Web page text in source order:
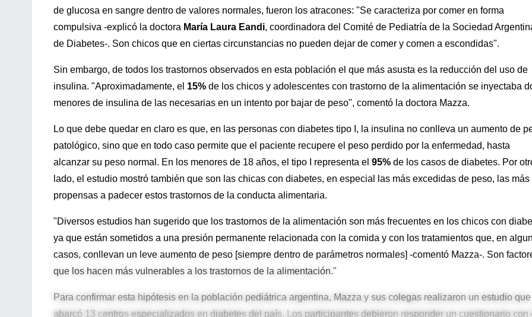
de glucosa en sangre dentro de valores normales, fueron los atracones: "Se caracteriza por comer en forma
compulsiva -explicó la doctora María Laura Eandi, coordinadora del Comité de Pediatría de la Sociedad
de Diabetes-. Son chicos que en ciertas circunstancias no pueden dejar de comer y comen a escondidas".
Sin embargo, de todos los trastornos observados en esta población el que más asusta es la reducción del uso de
insulina. "Aproximadamente, el 15% de los chicos y adolescentes con trastorno de la alimentación se inyectaba
menores de insulina de las necesarias en un intento por bajar de peso", comentó la doctora Mazza.
Lo que debe quedar en claro es que, en las personas con diabetes tipo I, la insulina no conlleva un aumento de
patológico, sino que en todo caso permite que el paciente recupere el peso perdido por la enfermedad, hasta
alcanzar su peso normal. En los menores de 18 años, el tipo I representa el 95% de los casos de diabetes. Por
lado, el estudio mostró también que son las chicas con diabetes, en especial las más excedidas de peso, las más
propensas a padecer estos trastornos de la conducta alimentaria.
"Diversos estudios han sugerido que los trastornos de la alimentación son más frecuentes en los chicos con
ya que están sometidos a una presión permanente relacionada con la comida y con los tratamientos que, en
casos, conllevan un leve aumento de peso [siempre dentro de parámetros normales] -comentó Mazza-. Son
que los hacen más vulnerables a los trastornos de la alimentación."
Para confirmar esta hipótesis en la población pediátrica argentina, Mazza y sus colegas realizaron un estudio que
abarcó 13 centros especializados en diabetes del país. Los participantes debieron responder un cuestionario con